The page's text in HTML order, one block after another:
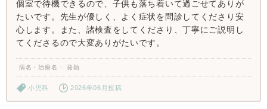
個室で待機できるので、子供も落ち着いて過ごせてありが
たいです。先生が優しく、よく症状を問診してくださり安
心します。また、諸検査をしてくださり、丁寧にご説明し
てくださるので大変ありがたいです。
病名・治療名 発熱
小児科 2026年06月投稿